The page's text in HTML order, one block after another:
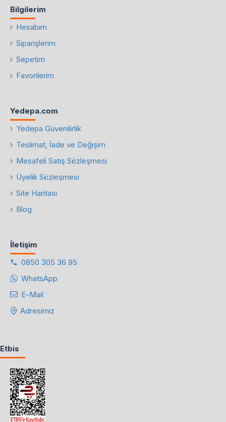
Bilgilerim
Hesabım
Siparişlerim
Sepetim
Favorilerim
Yedepa.com
Yedepa Güvenilirlik
Teslimat, İade ve Değişim
Mesafeli Satış Sözleşmesi
Üyelik Sözleşmesi
Site Haritası
Blog
İletişim
0850 305 36 95
WhatsApp
E-Mail
Adresimiz
Etbis